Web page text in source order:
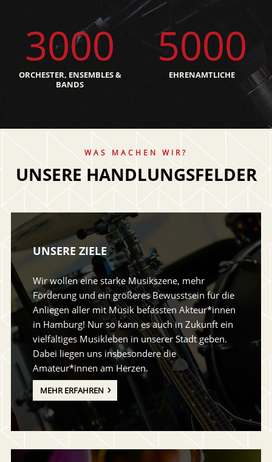
3000
ORCHESTER, ENSEMBLES &
BANDS
5000
EHRENAMTLICHE
WAS MACHEN WIR?
UNSERE HANDLUNGSFELDER
UNSERE ZIELE
Wir wollen eine starke Musikszene, mehr
Förderung und ein größeres Bewusstsein für die
Anliegen aller mit Musik befassten Akteur*innen
in Hamburg! Nur so kann es auch in Zukunft ein
vielfältiges Musikleben in unserer Stadt geben.
Dabei liegen uns insbesondere die
Amateur*innen am Herzen.
MEHR ERFAHREN